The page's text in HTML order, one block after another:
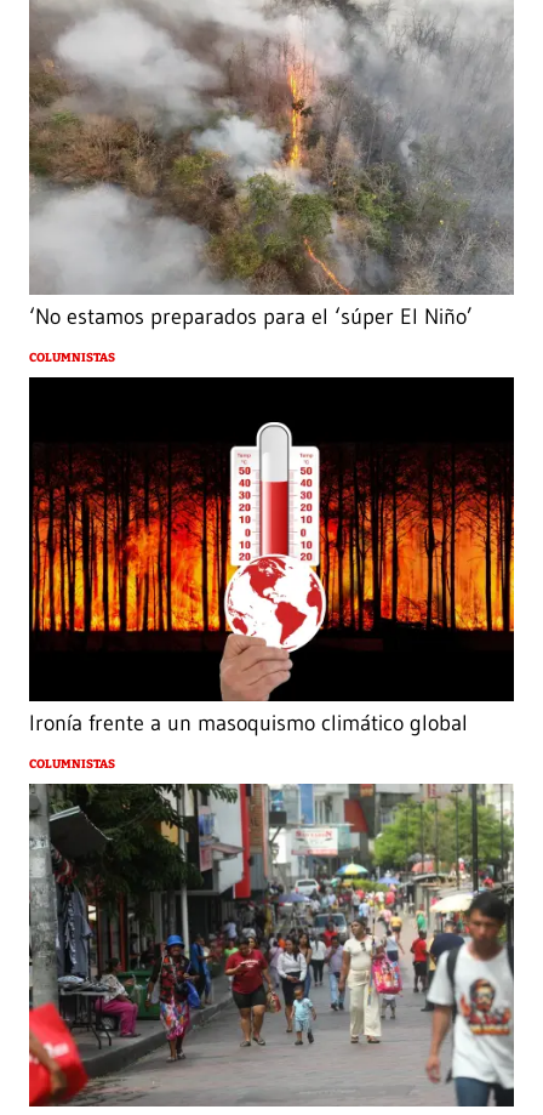
‘No estamos preparados para el ‘súper El Niño’
COLUMNISTAS
Ironía frente a un masoquismo climático global
COLUMNISTAS